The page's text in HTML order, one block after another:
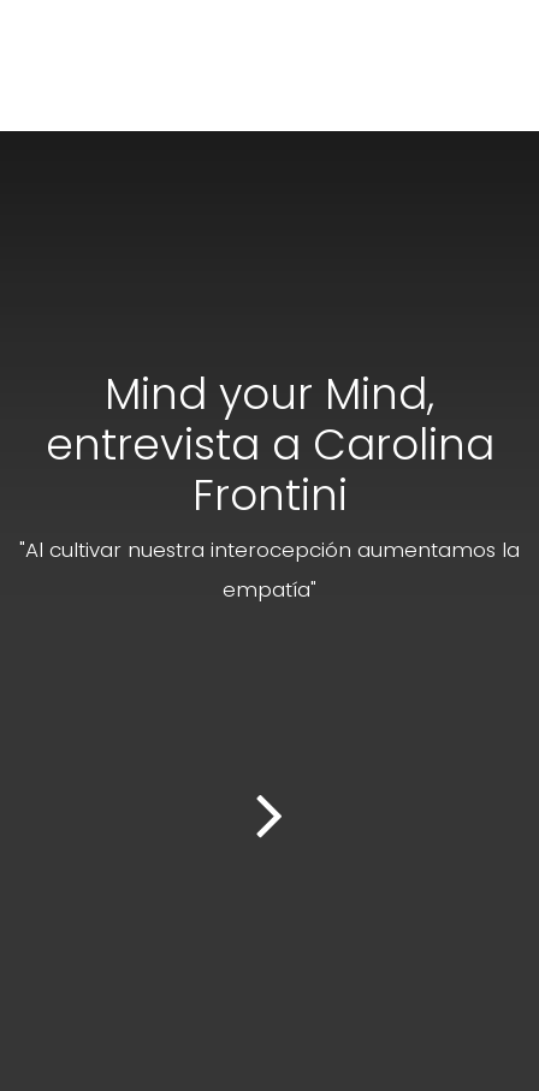
Mind your Mind,
entrevista a Carolina
Frontini
"Al cultivar nuestra interocepción aumentamos la
empatía"